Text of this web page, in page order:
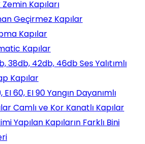
Kapıları
Geçirmez Kapılar
Kapılar
Kapılar
38db, 42db, 46db Ses Yalıtımlı
Kapılar
EI 60, EI 90 Yangın Dayanımlı
Camlı ve Kor Kanatlı Kapılar
Yapılan Kapıların Farklı Bini